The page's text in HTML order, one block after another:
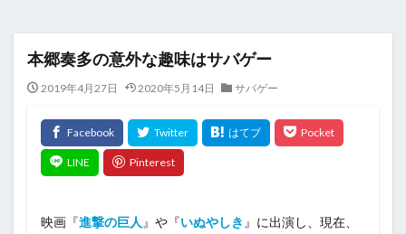
本郷奏多の意外な趣味はサバゲー
2019年4月27日 2020年5月14日 サバゲー
映画『進撃の巨人 』や『いぬやしき 』に出演し、現在、